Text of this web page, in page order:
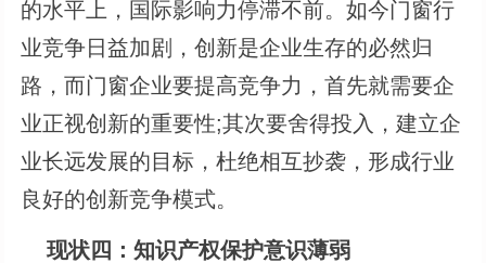
的水平上，国际影响力停滞不前。如今门窗行
业竞争日益加剧，创新是企业生存的必然归
路，而门窗企业要提高竞争力，首先就需要企
业正视创新的重要性;其次要舍得投入，建立企
业长远发展的目标，杜绝相互抄袭，形成行业
良好的创新竞争模式。
现状四：知识产权保护意识薄弱